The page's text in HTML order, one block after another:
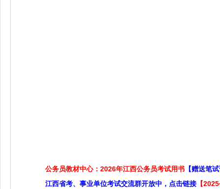
公务员教材中心：2026年江西公务员考试用书 【赠送笔
江西省考、事业单位考试交流群开放中，点击链接 【